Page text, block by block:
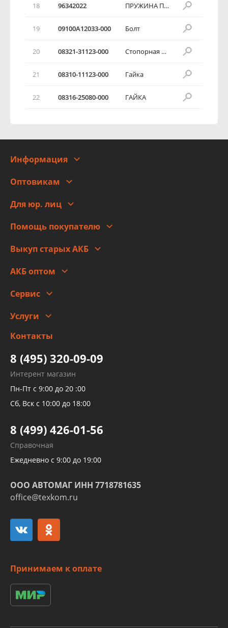
18 96342022 ПРУЖИНА ПЕРЕДНЕЙ ПОДВЕСКИ
19 09100A12033-000 Болт
20 08321-31123-000 Стопорная шайба
21 08310-11123-000 Гайка
22 08316-25080-000 ГАЙКА
Информация
Адреса
Новости
Правовая информация
Оптовикам
Для юр. лиц
Помощь покупателю
Оплата
Гарантии и возврат
Выкуп старых АКБ
АКБ оптом
Сервис
Заправка кондиционера авто
Детейлинг
Услуги
высокого давления
Тормозных трубок
Рукавов гидроусилителей
Рукавов компрессоров и турбин
Трубок кондиционеров
Развертка пайка медных стальных
алюминиевых трубок и штуцеров
Контакты
8 (495) 320-09-09
Интерент магазин
Пн-Пт с 9:00 до 20 :00
Сб, Вск с 10:00 до 18:00
8 (499) 426-01-56
Справочная
Ежедневно с 9:00 до 19:00
ООО АВТОМАГ ИНН 7718781635
office@texkom.ru
Принимаем к оплате